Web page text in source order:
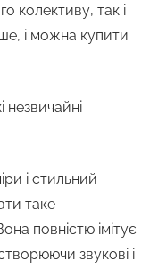
колективу, так і
і можна купити
незвичайні
і стильний
таке
повністю імітує
звукові і